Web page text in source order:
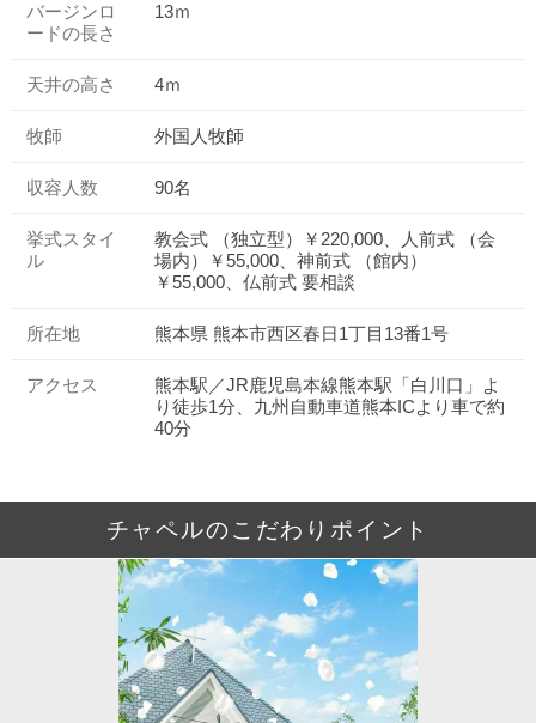
バージンロ
ードの長さ
13ｍ
天井の高さ 4ｍ
牧師 外国人牧師
収容人数 90名
挙式スタイ
ル
教会式 （独立型）￥220,000、人前式 （会
場内）￥55,000、神前式 （館内）
￥55,000、仏前式 要相談
所在地 熊本県 熊本市西区春日1丁目13番1号
アクセス
熊本駅／JR鹿児島本線熊本駅「白川口」よ
り徒歩1分、九州自動車道熊本ICより車で約
40分
チャペルのこだわりポイント